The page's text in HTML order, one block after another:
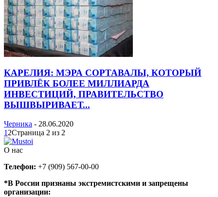
КАРЕЛИЯ: МЭРА СОРТАВАЛЫ, КОТОРЫЙ
ПРИВЛЁК БОЛЕЕ МИЛЛИАРДА
ИНВЕСТИЦИЙ, ПРАВИТЕЛЬСТВО
ВЫШВЫРИВАЕТ...
Черника - 28.06.2020
1 2Страница 2 из 2
О нас
Телефон: +7 (909) 567-00-00
*В России признаны экстремистскими и запрещены
организации: